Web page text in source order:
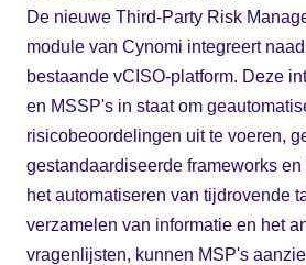
De nieuwe Third-Party Risk
module van Cynomi integreert
bestaande vCISO-platform. Deze
en MSSP's in staat om
risicobeoordelingen uit te voeren,
gestandaardiseerde frameworks
het automatiseren van tijdrovende
verzamelen van informatie en het
vragenlijsten, kunnen MSP's